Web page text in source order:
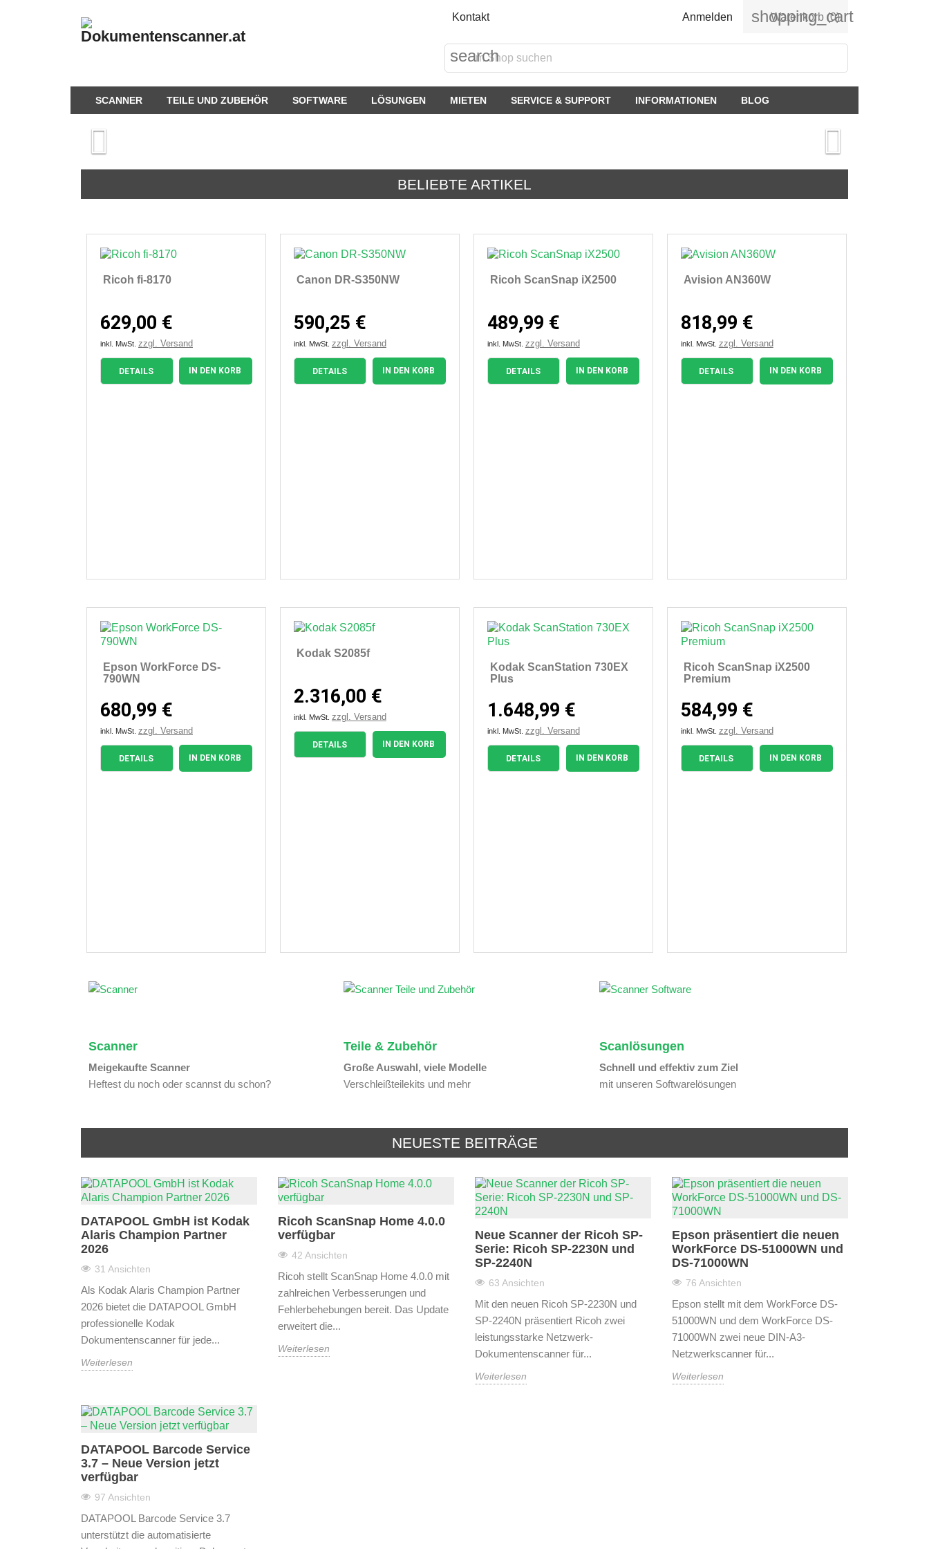
Kontakt Anmelden shopping_cart
Warenkorb (0)
search
SCANNER TEILE UND ZUBEHÖR SOFTWARE LÖSUNGEN MIETEN SERVICE & SUPPORT INFORMATIONEN BLOG
 
BELIEBTE ARTIKEL
Ricoh fi-8170
629,00 €
inkl. MwSt. zzgl. Versand
IN DEN KORB
DETAILS
Canon DR-S350NW
590,25 €
inkl. MwSt. zzgl. Versand
IN DEN KORB
DETAILS
Ricoh ScanSnap iX2500
489,99 €
inkl. MwSt. zzgl. Versand
IN DEN KORB
DETAILS
Avision AN360W
818,99 €
inkl. MwSt. zzgl. Versand
IN DEN KORB
DETAILS
Epson WorkForce DS-
790WN
680,99 €
inkl. MwSt. zzgl. Versand
IN DEN KORB
DETAILS
Kodak S2085f
2.316,00 €
inkl. MwSt. zzgl. Versand
IN DEN KORB
DETAILS
Kodak ScanStation 730EX
Plus
1.648,99 €
inkl. MwSt. zzgl. Versand
IN DEN KORB
DETAILS
Ricoh ScanSnap iX2500
Premium
584,99 €
inkl. MwSt. zzgl. Versand
IN DEN KORB
DETAILS
Scanner
Meigekaufte Scanner
Heftest du noch oder scannst du schon?
Teile & Zubehör
Große Auswahl, viele Modelle
Verschleißteilekits und mehr
Scanlösungen
Schnell und effektiv zum Ziel
mit unseren Softwarelösungen
NEUESTE BEITRÄGE
DATAPOOL GmbH ist Kodak
Alaris Champion Partner
2026
31 Ansichten
Als Kodak Alaris Champion Partner
2026 bietet die DATAPOOL GmbH
professionelle Kodak
Dokumentenscanner für jede...
Weiterlesen
Ricoh ScanSnap Home 4.0.0
verfügbar
42 Ansichten
Ricoh stellt ScanSnap Home 4.0.0 mit
zahlreichen Verbesserungen und
Fehlerbehebungen bereit. Das Update
erweitert die...
Weiterlesen
Neue Scanner der Ricoh SP-
Serie: Ricoh SP-2230N und
SP-2240N
63 Ansichten
Mit den neuen Ricoh SP-2230N und
SP-2240N präsentiert Ricoh zwei
leistungsstarke Netzwerk-
Dokumentenscanner für...
Weiterlesen
Epson präsentiert die neuen
WorkForce DS-51000WN und
DS-71000WN
76 Ansichten
Epson stellt mit dem WorkForce DS-
51000WN und dem WorkForce DS-
71000WN zwei neue DIN-A3-
Netzwerkscanner für...
Weiterlesen
DATAPOOL Barcode Service
3.7 – Neue Version jetzt
verfügbar
97 Ansichten
DATAPOOL Barcode Service 3.7
unterstützt die automatisierte